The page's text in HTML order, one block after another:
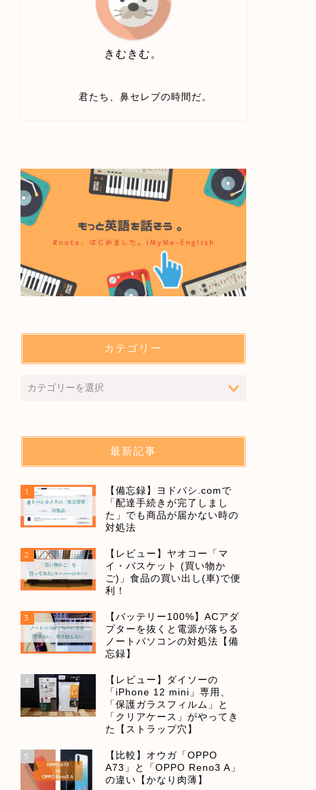
きむきむ。
君たち、鼻セレブの時間だ。
カテゴリー
最新記事
1
【備忘録】ヨドバシ.comで
「配達手続きが完了しまし
た」でも商品が届かない時の
対処法
2
【レビュー】ヤオコー「マ
イ・バスケット (買い物か
ご)」食品の買い出し(車)で便
利！
3
【バッテリー100%】ACアダ
プターを抜くと電源が落ちる
ノートパソコンの対処法【備
忘録】
4
【レビュー】ダイソーの
「iPhone 12 mini」専用、
「保護ガラスフィルム」と
「クリアケース」がやってき
た【ストラップ穴】
5
【比較】オウガ「OPPO
A73」と「OPPO Reno3 A」
の違い【かなり肉薄】